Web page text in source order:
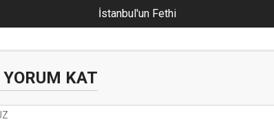
İstanbul'un Fethi
YORUM KAT